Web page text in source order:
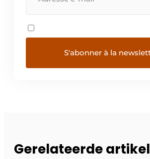
Gerelateerde